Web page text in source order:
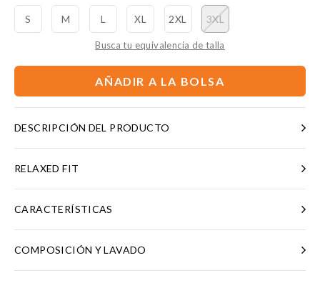
S M L XL 2XL 3XL
Busca tu equivalencia de talla
AÑADIR A LA BOLSA
DESCRIPCIÓN DEL PRODUCTO
RELAXED FIT
CARACTERÍSTICAS
COMPOSICIÓN Y LAVADO